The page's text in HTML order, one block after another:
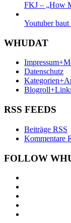
FKJ – „How
Youtuber
WHUDAT
Datenschutz
RSS FEEDS
Beiträge RSS
Kommentare
FOLLOW